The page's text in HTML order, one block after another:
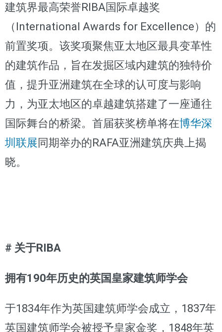
建筑界最高荣誉RIBA国际卓越奖
（International Awards for Excellence）的
前置奖项。该奖项聚焦亚太地区最具变革性
的建筑作品，旨在发掘区域内建筑的独特价
值，提升亚洲建筑在全球的认可度与影响
力，为亚太地区的卓越建筑搭建了一座通往
国际舞台的桥梁。首届获奖榜单将在博华深
圳联展同期举办的RAFA亚洲建筑庆典上揭
晓。
# 关于RIBA
拥有190年历史的英国皇家建筑师学会
于1834年作为英国建筑师学会成立，1837年
英国建筑师学会被授予皇家金奖，1848年英